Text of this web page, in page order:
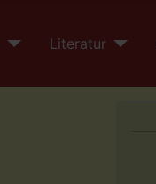
Literatur